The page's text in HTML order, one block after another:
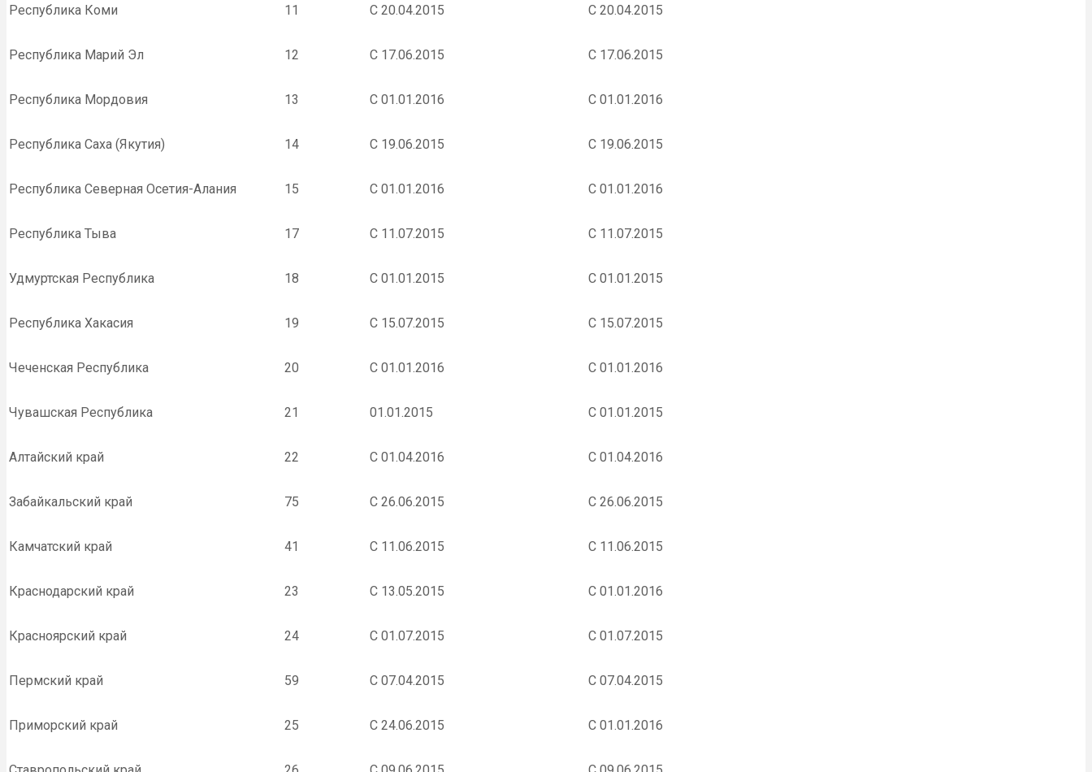
Республика Коми 11 С 20.04.2015 С 20.04.2015
Республика Марий Эл 12 С 17.06.2015 С 17.06.2015
Республика Мордовия 13 С 01.01.2016 С 01.01.2016
Республика Саха (Якутия) 14 С 19.06.2015 С 19.06.2015
Республика Северная Осетия-Алания 15 С 01.01.2016 С 01.01.2016
Республика Тыва 17 С 11.07.2015 С 11.07.2015
Удмуртская Республика 18 С 01.01.2015 С 01.01.2015
Республика Хакасия 19 С 15.07.2015 С 15.07.2015
Чеченская Республика 20 С 01.01.2016 С 01.01.2016
Чувашская Республика 21 01.01.2015 С 01.01.2015
Алтайский край 22 С 01.04.2016 С 01.04.2016
Забайкальский край 75 С 26.06.2015 С 26.06.2015
Камчатский край 41 С 11.06.2015 С 11.06.2015
Краснодарский край 23 С 13.05.2015 С 01.01.2016
Красноярский край 24 С 01.07.2015 С 01.07.2015
Пермский край 59 С 07.04.2015 С 07.04.2015
Приморский край 25 С 24.06.2015 С 01.01.2016